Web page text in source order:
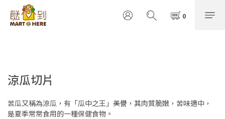
涼瓜切片
苦瓜又稱為涼瓜，有「瓜中之王」美譽，其肉質脆嫩，苦味適中，
是夏季常常食用的一種保健食物。